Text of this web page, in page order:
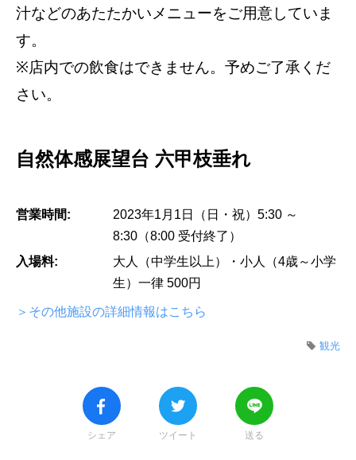
汁などのあたたかいメニューをご用意していま
す。
※店内での飲食はできません。予めご了承くだ
さい。
自然体感展望台 六甲枝垂れ
営業時間:
2023年1月1日（日・祝）5:30 ～
8:30（8:00 受付終了）
入場料:
大人（中学生以上）・小人（4歳～小学
生）一律 500円
＞その他施設の詳細情報はこちら
観光
シェア ツイート 送る